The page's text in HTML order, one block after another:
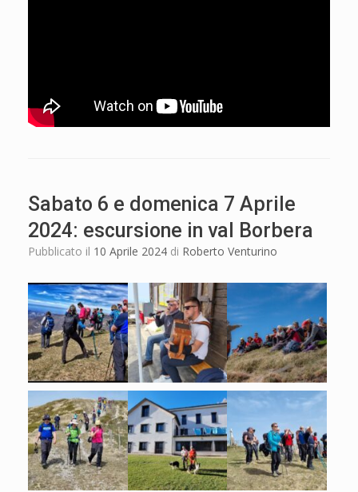
Sabato 6 e domenica 7 Aprile
2024: escursione in val Borbera
Pubblicato il 10 Aprile 2024 di Roberto Venturino